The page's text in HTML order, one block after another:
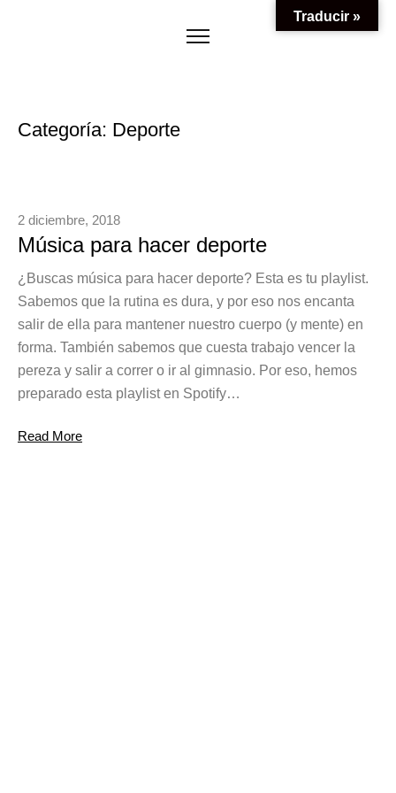
Categoría: Deporte
2 diciembre, 2018
Música para hacer deporte
¿Buscas música para hacer deporte? Esta es tu playlist.
Sabemos que la rutina es dura, y por eso nos encanta
salir de ella para mantener nuestro cuerpo (y mente) en
forma. También sabemos que cuesta trabajo vencer la
pereza y salir a correr o ir al gimnasio. Por eso, hemos
preparado esta playlist en Spotify…
Read More
Traducir »